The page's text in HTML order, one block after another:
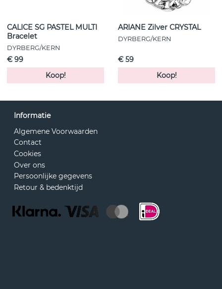
CALICE SG PASTEL MULTI
Bracelet
DYRBERG/KERN
€ 99
Koop!
ARIANE Zilver CRYSTAL
DYRBERG/KERN
€ 59
Koop!
Informatie
Algemene Voorwaarden
Contact
Cookies
Over ons
Persoonlijke gegevens
Retour & bedenktijd